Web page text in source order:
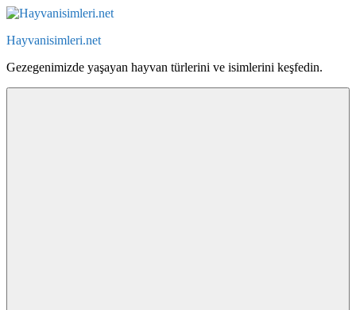
İçeriğe
Hayvanisimleri.net
Gezegenimizde yaşayan hayvan türlerini ve isimlerini keşfedin.